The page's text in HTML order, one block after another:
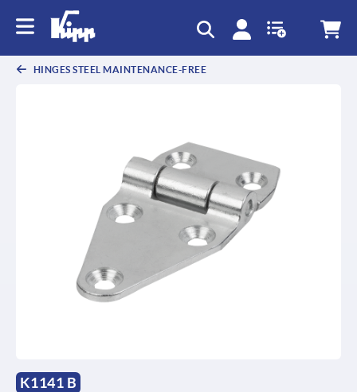
HINGES STEEL MAINTENANCE-FREE
K1141 B